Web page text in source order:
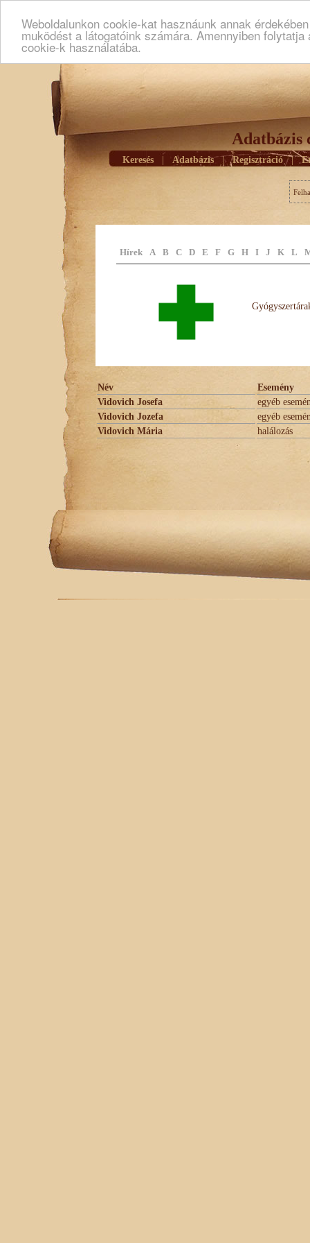
Weboldalunkon cookie-kat hasznáunk annak
muködést a látogatóink számára. Amennyiben
cookie-k használatába.
Adatbázis
Keresés Adatbázis | Regisztráció |
Hírek A B C D E F G H I J K L
Név
Esemény
Vidovich Josefa
egyéb
Vidovich Jozefa
egyéb
Vidovich Mária
halálozás